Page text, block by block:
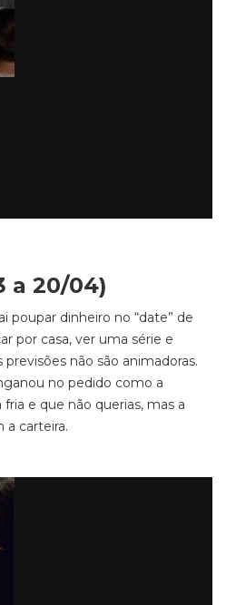
a 20/04)
poupar dinheiro no “date” de
por casa, ver uma série e
não são animadoras.
no pedido como a
e que não querias, mas a
a carteira.